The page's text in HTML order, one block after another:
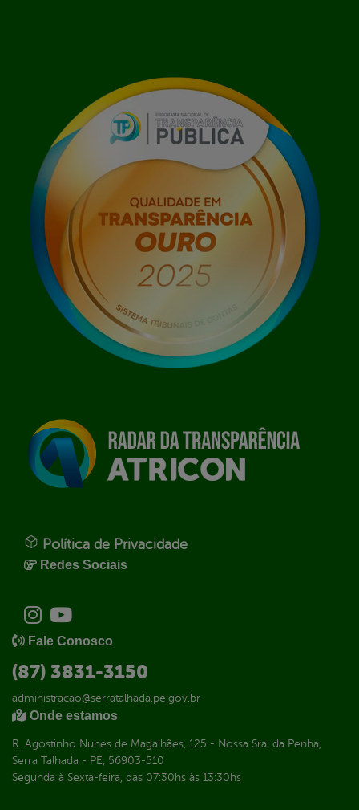
Política de Privacidade
Redes Sociais
Fale Conosco
(87) 3831-3150
administracao@serratalhada.pe.gov.br
Onde estamos
R. Agostinho Nunes de Magalhães, 125 - Nossa Sra. da Penha,
Serra Talhada - PE, 56903-510
Segunda à Sexta-feira, das 07:30hs às 13:30hs